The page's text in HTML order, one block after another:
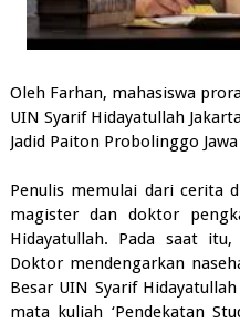
Oleh Farhan, mahasiswa
UIN Syarif Hidayatullah
Jadid Paiton Probolinggo
Penulis memulai dari cerita
magister dan doktor
Hidayatullah. Pada saat
Doktor mendengarkan
Besar UIN Syarif
mata kuliah ‘Pendekatan